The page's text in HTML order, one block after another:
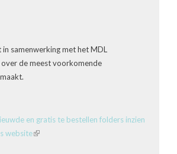
in samenwerking met het MDL
de meest voorkomende
en gratis te bestellen folders inzien
website(link